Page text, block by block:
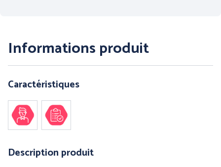
ANTICHUTE
Informations produit
Caractéristiques
Description produit